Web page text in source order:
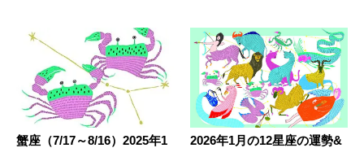
蟹座（7/17～8/16）2025年1
2026年1月の12星座の運勢&